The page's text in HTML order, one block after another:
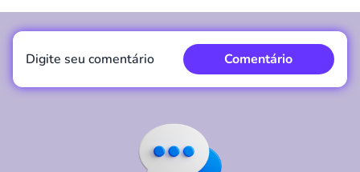
Digite seu comentário Comentário